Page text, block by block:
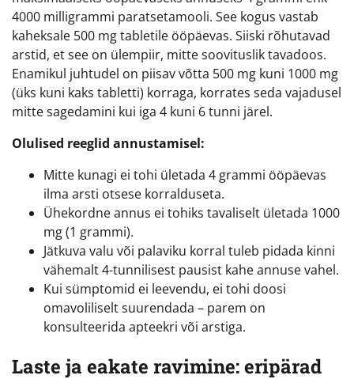
4000 milligrammi paratsetamooli. See kogus vastab
kaheksale 500 mg tabletile ööpäevas. Siiski rõhutavad
arstid, et see on ülempiir, mitte soovituslik tavadoos.
Enamikul juhtudel on piisav võtta 500 mg kuni 1000 mg
(üks kuni kaks tabletti) korraga, korrates seda vajadusel
mitte sagedamini kui iga 4 kuni 6 tunni järel.
Olulised reeglid annustamisel:
Mitte kunagi ei tohi ületada 4 grammi ööpäevas
ilma arsti otsese korralduseta.
Ühekordne annus ei tohiks tavaliselt ületada 1000
mg (1 grammi).
Jätkuva valu või palaviku korral tuleb pidada kinni
vähemalt 4-tunnilisest pausist kahe annuse vahel.
Kui sümptomid ei leevendu, ei tohi doosi
omavoliliselt suurendada – parem on
konsulteerida apteekri või arstiga.
Laste ja eakate ravimine: eripärad